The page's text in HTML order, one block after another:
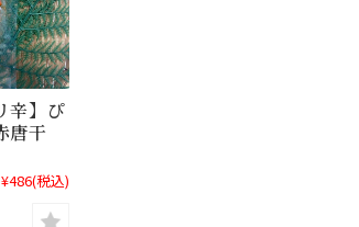
辛】ぴ
唐干
¥486(税込)